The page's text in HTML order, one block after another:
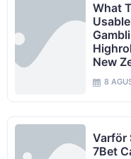
What
New
8
Varför
7Bet